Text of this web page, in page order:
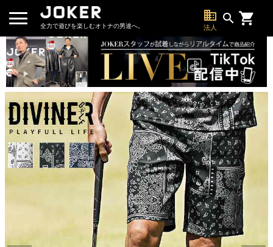
全力で遊びを楽しむオトナの男達へ。
business
法人
search